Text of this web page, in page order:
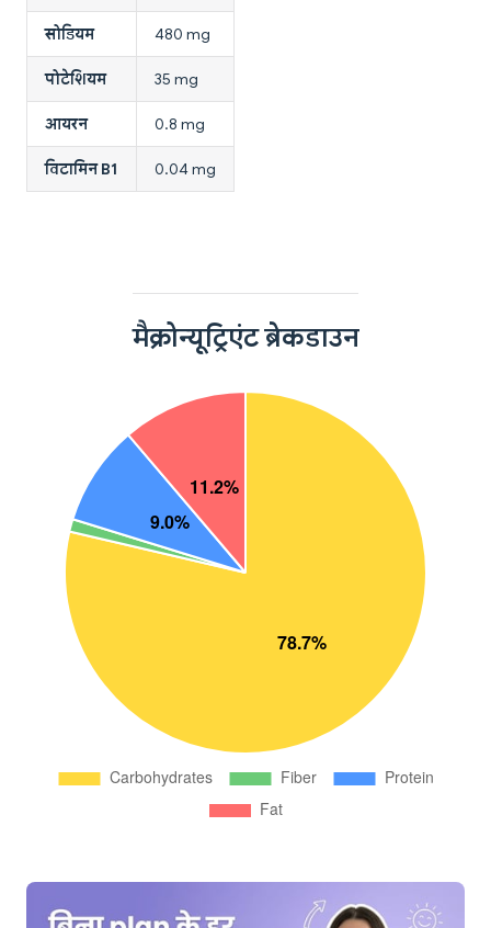
सोडियम 480 mg
पोटेशियम 35 mg
आयरन 0.8 mg
विटामिन B1 0.04 mg
मैक्रोन्यूट्रिएंट ब्रेकडाउन